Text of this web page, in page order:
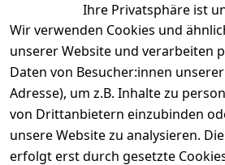
Ihre Privatsphäre ist
Wir verwenden Cookies und
unserer Website und verarbeiten
Daten von Besucher:innen
Adresse), um z.B. Inhalte zu
von Drittanbietern einzubinden
unsere Website zu analysieren.
erfolgt erst durch gesetzte
Impressum
Datenschutze
rklärung
Widerrufsrec
ht
Registrieren
g